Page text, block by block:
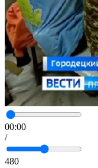
00:00
/
480